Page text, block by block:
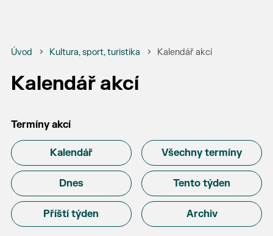
Úvod Kultura, sport, turistika Kalendář akcí
Kalendář akcí
Termíny akcí
Kalendář Všechny termíny
Dnes Tento týden
Příští týden Archiv